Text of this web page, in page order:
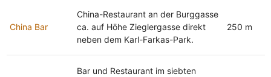
China Bar
China-Restaurant an der Burggasse
ca. auf Höhe Zieglergasse direkt
neben dem Karl-Farkas-Park.
250 m
Bar und Restaurant im siebten